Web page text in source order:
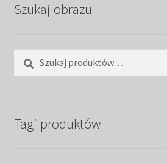
Szukaj obrazu
Tagi produktów